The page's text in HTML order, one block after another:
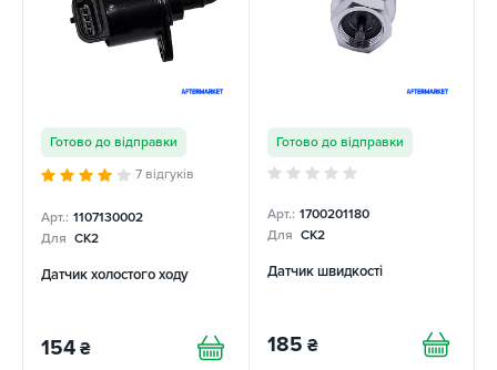
Готово до відправки
7 відгуків
Арт.: 1107130002
Для CK2
Датчик холостого ходу
154 ₴
Готово до відправки
Арт.: 1700201180
Для CK2
Датчик швидкості
185 ₴